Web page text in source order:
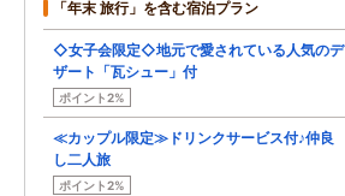
「年末 旅行」を含む宿泊プラン
◇女子会限定◇地元で愛されている人気のデ
ザート「瓦シュー」付
ポイント2%
≪カップル限定≫ドリンクサービス付♪仲良
し二人旅
ポイント2%